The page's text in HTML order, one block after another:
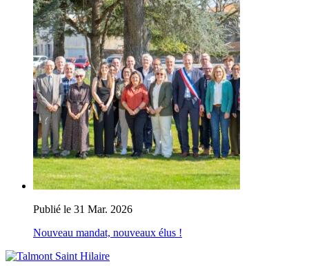
Publié le 31 Mar. 2026
Nouveau mandat, nouveaux élus !